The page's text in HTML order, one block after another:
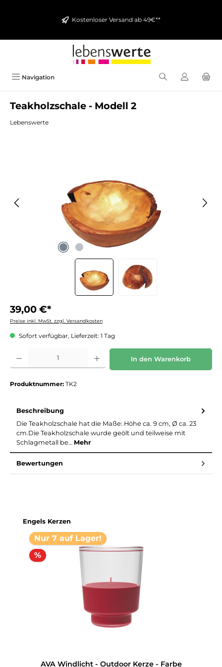
Kostenloser Versand ab 49€**
Navigation
Teakholzschale - Modell 2
Lebenswerte
39,00 €*
Preise inkl. MwSt. zzgl. Versandkosten
Sofort verfügbar, Lieferzeit: 1 Tag
Produkt Anzahl: Gib den gewünschten Wert ein oder benutze die Schaltflächen um
In den Warenkorb
Produktnummer: TK2
Beschreibung
Die Teakholzschale hat die Maße: Höhe ca. 9 cm, Ø ca. 23
cm.Die Teakholzschale wurde geölt und teilweise mit
Schlagmetall be… Mehr
Bewertungen
Produktgalerie überspringen
Engels Kerzen
Nur 7 auf Lager!
%
AVA Windlicht - Outdoor Kerze - Farbe